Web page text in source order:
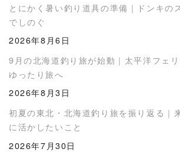
とにかく暑い釣り道具の準備｜ドンキの
でしのぐ
2026年8月6日
9月の北海道釣り旅が始動｜太平洋フェ
ゆったり旅へ
2026年8月3日
初夏の東北・北海道釣り旅を振り返る｜
に活かしたいこと
2026年7月30日